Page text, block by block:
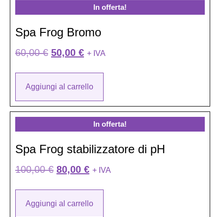
In offerta!
Spa Frog Bromo
60,00€ 50,00 € + IVA
Aggiungi al carrello
In offerta!
Spa Frog stabilizzatore di pH
100,00€ 80,00 € + IVA
Aggiungi al carrello